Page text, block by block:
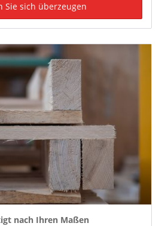
Sie sich überzeugen
nach Ihren Maßen